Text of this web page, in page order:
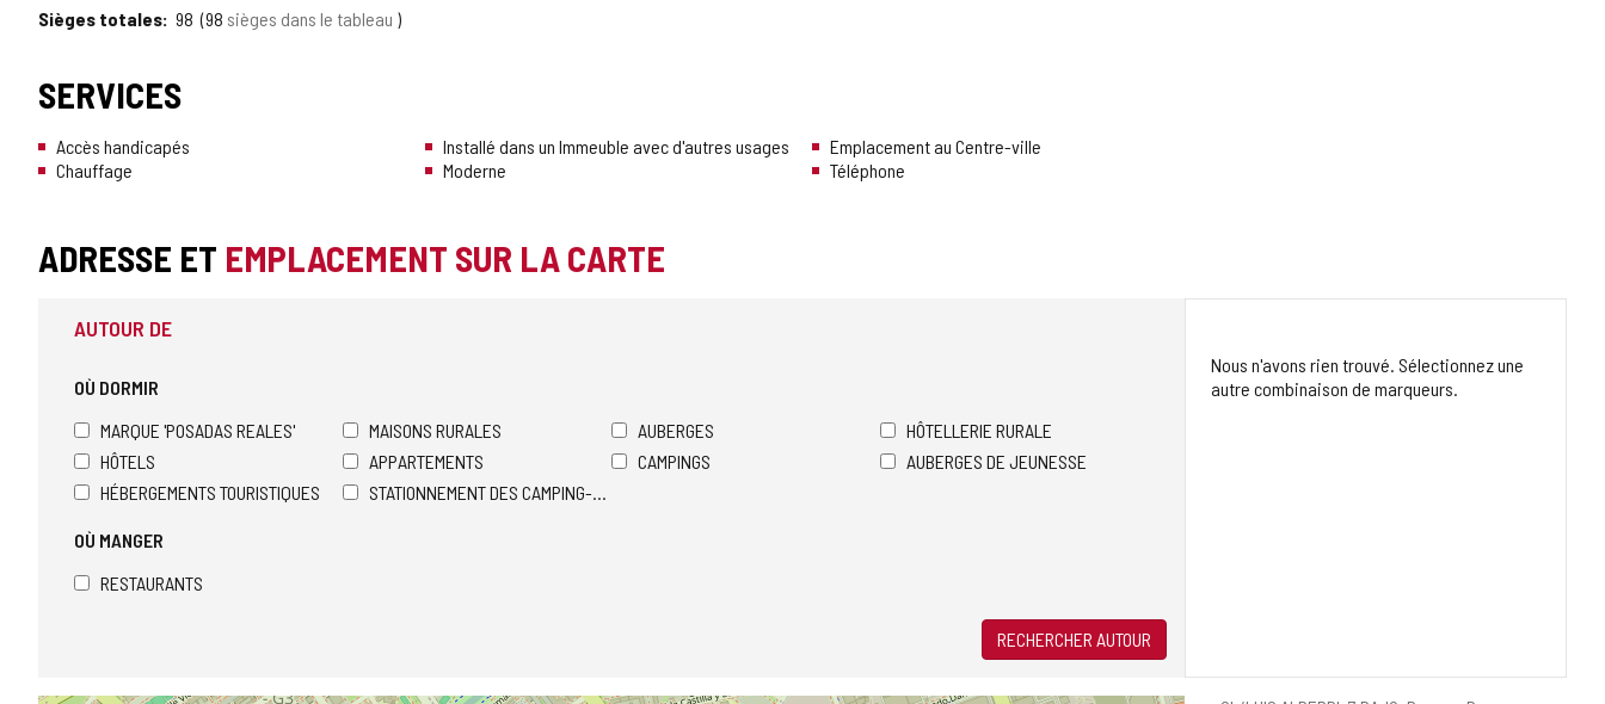
Sièges totales 98 98 sièges dans le tableau
SERVICES
Accès handicapés
Chauffage
Installé dans un Immeuble avec d'autres usages
Moderne
Emplacement au Centre-ville
Téléphone
ADRESSE ET EMPLACEMENT SUR LA CARTE
AUTOUR DE
OÙ DORMIR
MARQUE 'POSADAS REALES'
MAISONS RURALES AUBERGES
HÔTELLERIE RURALE
HÔTELS
APPARTEMENTS CAMPINGS
AUBERGES DE JEUNESSE
HÉBERGEMENTS TOURISTIQUES
STATIONNEMENT DES CAMPING-CARS
OÙ MANGER
RESTAURANTS
RECHERCHER AUTOUR
Nous n'avons rien trouvé. Sélectionnez une
autre combinaison de marqueurs.